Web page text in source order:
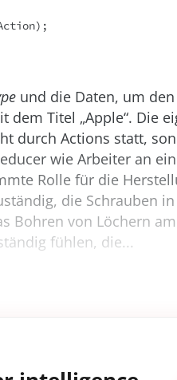
und die Daten, um
dem Titel „Apple“. Die
durch Actions statt,
wie Arbeiter an
Rolle für die
die Schrauben
Bohren von Löchern
fühlen, die...